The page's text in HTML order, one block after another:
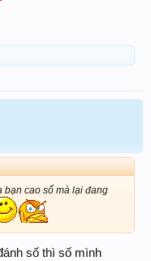
bạn cao số mà lại đang
số thì số mình